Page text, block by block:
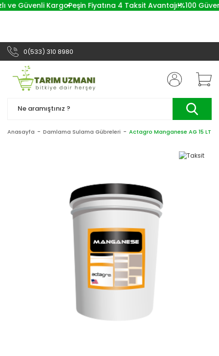
ve Güvenli KargoPeşin Fiyatına 4 Taksit Avantajı!%100
0(533) 310 8980
Anasayfa Damlama Sulama Gübreleri Actagro Manganese AG 15 LT